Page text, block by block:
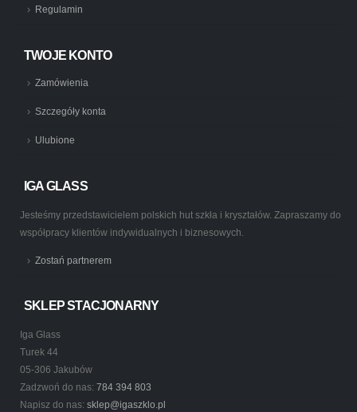
Regulamin
TWOJE KONTO
Zamówienia
Szczegóły konta
Ulubione
IGA GLASS
Jesteśmy przedstawicielem polskich hut szkła i kryształów. Zapraszamy do
współpracy klientów indywidualnych i biznesowych.
Zostań partnerem
SKLEP STACJONARNY
Iga Glass
Turek 44
05-306 Jakubów
Zadzwoń do nas: 784 394 803
Napisz do nas: sklep@igaszklo.pl